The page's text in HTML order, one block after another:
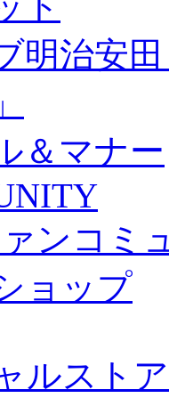
明治安
＆マナー
ンコミ
ョップ
ルスト